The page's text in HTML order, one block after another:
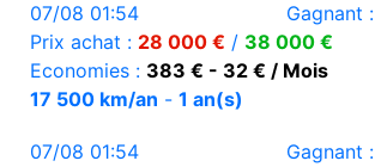
07/08 01:54 Gagnant :
Prix achat : 28 000 € / 38 000 €
Economies : 383 € - 32 € / Mois
17 500 km/an - 1 an(s)
07/08 01:54 Gagnant :